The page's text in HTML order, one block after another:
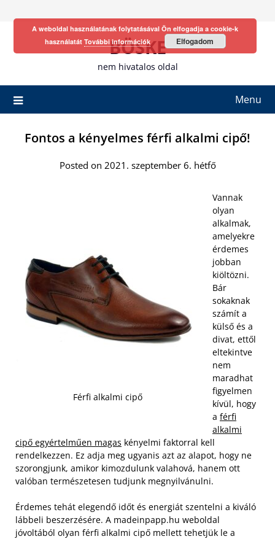
BÖSKE
nem hivatalos oldal
Menu
Fontos a kényelmes férfi alkalmi cipő!
Posted on 2021. szeptember 6. hétfő
Férfi alkalmi cipő
Vannak
olyan
alkalmak,
amelyekre
érdemes
jobban
kiöltözni.
Bár
sokaknak
számít a
külső és a
divat, ettől
eltekintve
nem
maradhat
figyelmen
kívül, hogy
a férfi
alkalmi
cipő egyértelműen magas kényelmi faktorral kell
rendelkezzen. Ez adja meg ugyanis azt az alapot, hogy ne
szorongjunk, amikor kimozdulunk valahová, hanem ott
valóban természetesen tudjunk megnyilvánulni.
Érdemes tehát elegendő időt és energiát szentelni a kiváló
lábbeli beszerzésére. A madeinpapp.hu weboldal
jóvoltából olyan férfi alkalmi cipő mellett tehetjük le a
A weboldal használatának folytatásával Ön elfogadja a cookie-k
használatát További információk Elfogadom